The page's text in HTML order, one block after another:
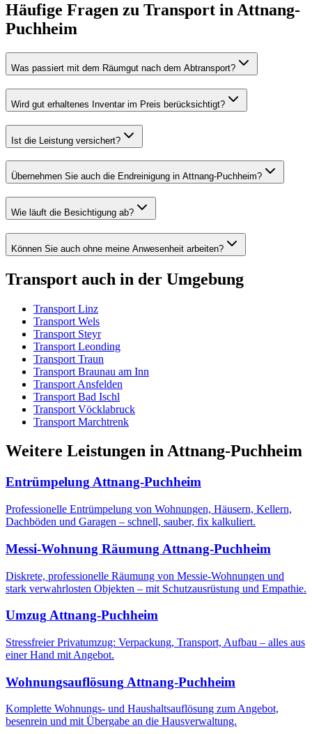
Häufige Fragen zu Transport inAttnang-
Puchheim
Was passiert mit dem Räumgut nach dem Abtransport?
Wird gut erhaltenes Inventar im Preis berücksichtigt?
Ist die Leistung versichert?
Übernehmen Sie auch die Endreinigung in Attnang-Puchheim?
Wie läuft die Besichtigung ab?
Können Sie auch ohne meine Anwesenheit arbeiten?
Transport auch in der Umgebung
Transport Linz
Transport Wels
Transport Steyr
Transport Leonding
Transport Traun
Transport Braunau am Inn
Transport Ansfelden
Transport Bad Ischl
Transport Vöcklabruck
Transport Marchtrenk
Weitere Leistungen inAttnang-Puchheim
EntrümpelungAttnang-Puchheim
Professionelle Entrümpelung von Wohnungen, Häusern, Kellern,
Dachböden und Garagen – schnell, sauber, fix kalkuliert.
Messi-Wohnung Räumung Attnang-Puchheim
Diskrete, professionelle Räumung von Messie-Wohnungen und
stark verwahrlosten Objekten – mit Schutzausrüstung und Empathie.
UmzugAttnang-Puchheim
Stressfreier Privatumzug: Verpackung, Transport, Aufbau – alles aus
einer Hand mit Angebot.
Wohnungsauflösung Attnang-Puchheim
Komplette Wohnungs- und Haushaltsauflösung zum Angebot,
besenrein und mit Übergabe an die Hausverwaltung.